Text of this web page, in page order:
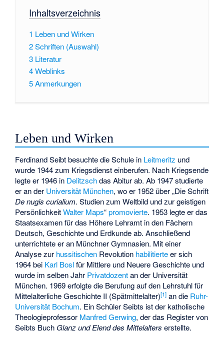
Inhaltsverzeichnis
1 Leben und Wirken
2Schriften (Auswahl)
3 Literatur
4Weblinks
5Anmerkungen
Leben und Wirken
Ferdinand Seibt besuchte die Schule in Leitmeritz und
wurde 1944 zum Kriegsdienst einberufen. Nach Kriegsende
legte er 1946 in Delitzschdas Abitur ab. Ab 1947 studierte
er an der Universität München, wo er 1952 über „Die Schrift
De nugis curialium. Studien zum Weltbild und zur geistigen
PersönlichkeitWalter Maps“promovierte. 1953 legte er das
Staatsexamen für das Höhere Lehramt in den Fächern
Deutsch, Geschichte und Erdkunde ab. Anschließend
unterrichtete er an Münchner Gymnasien. Mit einer
Analyse zur hussitischen Revolution habilitierteer sich
1964 bei Karl Boslfür Mittlere und Neuere Geschichte und
wurde im selben Jahr Privatdozentan der Universität
München. 1969 erfolgte die Berufung auf den Lehrstuhl für
Mittelalterliche Geschichte II (Spätmittelalter)[1] an die Ruhr-
Universität Bochum. Ein Schüler Seibts ist der katholische
Theologieprofessor Manfred Gerwing, der das Register von
Seibts Buch Glanz und Elend des Mittelalters erstellte.